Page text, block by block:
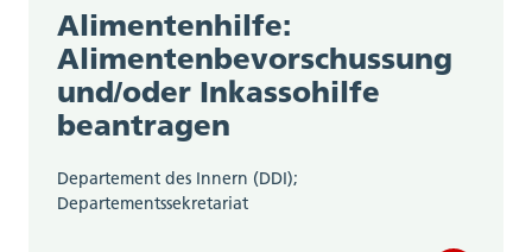
Amt für Berufsbildung, Mittel- und
Hochschulen (0)
Amt für Geoinformation (0)
Alimentenhilfe:
Alimentenbevorschussung
und/oder Inkassohilfe
beantragen
Departement des Innern (DDI);
Departementssekretariat